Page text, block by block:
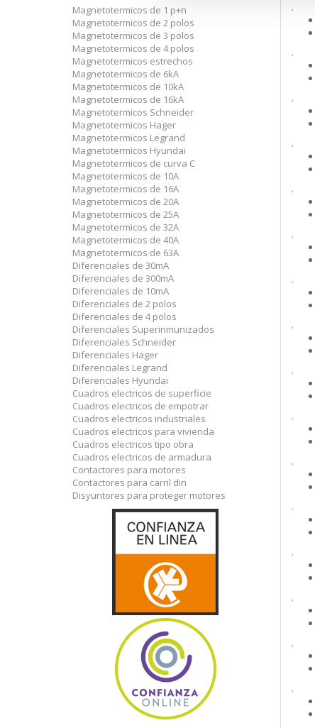
.
.
.
.
.
.
.
.
.
.
.
.
.
.
.
.
Magnetotermicos de 1 p+n
Magnetotermicos de 2 polos
Magnetotermicos de 3 polos
Magnetotermicos de 4 polos
Magnetotermicos estrechos
Magnetotermicos de 6kA
Magnetotermicos de 10kA
Magnetotermicos de 16kA
Magnetotermicos Schneider
Magnetotermicos Hager
Magnetotermicos Legrand
Magnetotermicos Hyundai
Magnetotermicos de curva C
Magnetotermicos de 10A
Magnetotermicos de 16A
Magnetotermicos de 20A
Magnetotermicos de 25A
Magnetotermicos de 32A
Magnetotermicos de 40A
Magnetotermicos de 63A
Diferenciales de 30mA
Diferenciales de 300mA
Diferenciales de 10mA
Diferenciales de 2 polos
Diferenciales de 4 polos
Diferenciales Superinmunizados
Diferenciales Schneider
Diferenciales Hager
Diferenciales Legrand
Diferenciales Hyundai
Cuadros electricos de superficie
Cuadros electricos de empotrar
Cuadros electricos industriales
Cuadros electricos para vivienda
Cuadros electricos tipo obra
Cuadros electricos de armadura
Contactores para motores
Contactores para carril din
Disyuntores para proteger motores